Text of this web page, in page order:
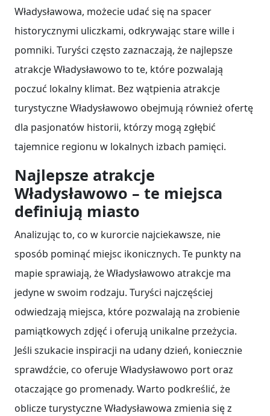
Władysławowa, możecie udać się na spacer
historycznymi uliczkami, odkrywając stare wille i
pomniki. Turyści często zaznaczają, że najlepsze
atrakcje Władysławowo to te, które pozwalają
poczuć lokalny klimat. Bez wątpienia atrakcje
turystyczne Władysławowo obejmują również ofertę
dla pasjonatów historii, którzy mogą zgłębić
tajemnice regionu w lokalnych izbach pamięci.
Najlepsze atrakcje
Władysławowo – te miejsca
definiują miasto
Analizując to, co w kurorcie najciekawsze, nie
sposób pominąć miejsc ikonicznych. Te punkty na
mapie sprawiają, że Władysławowo atrakcje ma
jedyne w swoim rodzaju. Turyści najczęściej
odwiedzają miejsca, które pozwalają na zrobienie
pamiątkowych zdjęć i oferują unikalne przeżycia.
Jeśli szukacie inspiracji na udany dzień, koniecznie
sprawdźcie, co oferuje Władysławowo port oraz
otaczające go promenady. Warto podkreślić, że
oblicze turystyczne Władysławowa zmienia się z